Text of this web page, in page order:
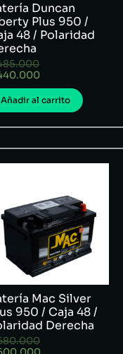
Duncan
Plus 950 /
48 / Polaridad
Añadir al carrito
Mac Silver
950 / Caja 48 /
Derecha